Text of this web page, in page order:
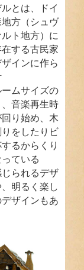
とは、ドイ
方（シュヴ
ト地方）に
する古民家
インに作ら
ムサイズの
音楽再生時
り始め、木
をしたりビ
るからくり
ている
られるデザ
明るく楽し
ザインもあ